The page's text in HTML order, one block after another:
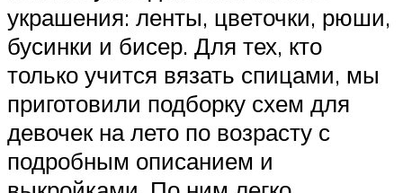
украшения: ленты, цветочки, рюши,
бусинки и бисер. Для тех, кто
только учится вязать спицами, мы
приготовили подборку схем для
девочек на лето по возрасту с
подробным описанием и